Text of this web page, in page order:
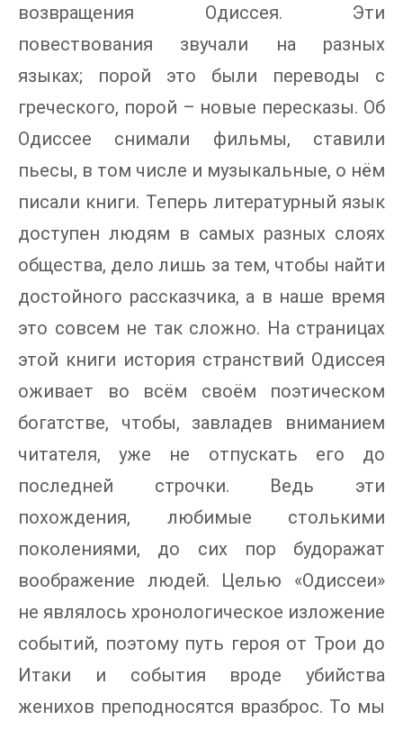
возвращения Одиссея. Эти
повествования звучали на разных
языках; порой это были переводы с
греческого, порой – новые пересказы. Об
Одиссее снимали фильмы, ставили
пьесы, в том числе и музыкальные, о нём
писали книги. Теперь литературный язык
доступен людям в самых разных слоях
общества, дело лишь за тем, чтобы найти
достойного рассказчика, а в наше время
это совсем не так сложно. На страницах
этой книги история странствий Одиссея
оживает во всём своём поэтическом
богатстве, чтобы, завладев вниманием
читателя, уже не отпускать его до
последней строчки. Ведь эти
похождения, любимые столькими
поколениями, до сих пор будоражат
воображение людей. Целью «Одиссеи»
не являлось хронологическое изложение
событий, поэтому путь героя от Трои до
Итаки и события вроде убийства
женихов преподносятся вразброс. То мы